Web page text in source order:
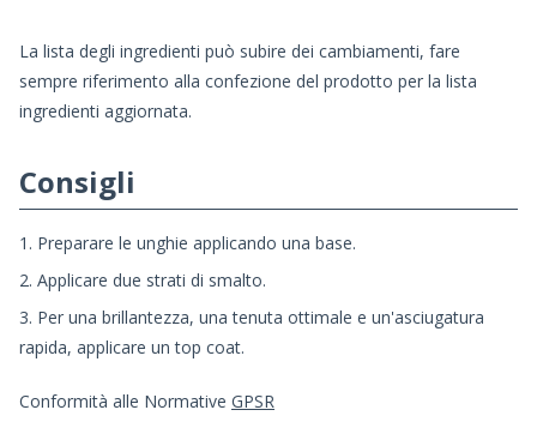
La lista degli ingredienti può subire dei cambiamenti, fare
sempre riferimento alla confezione del prodotto per la lista
ingredienti aggiornata.
Consigli
1. Preparare le unghie applicando una base.
2. Applicare due strati di smalto.
3. Per una brillantezza, una tenuta ottimale e un'asciugatura
rapida, applicare un top coat.
Conformità alle Normative GPSR